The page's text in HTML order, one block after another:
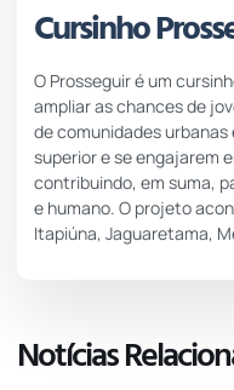
Cursinho
O Prosseguir é um
ampliar as chances de
de comunidades
superior e se engajarem
contribuindo, em suma,
e humano. O projeto
Itapiúna, Jaguaretama,
Notícias